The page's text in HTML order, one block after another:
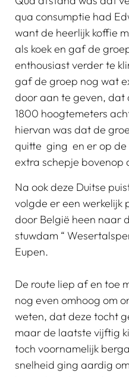
qua consumptie had
want de heerlijk koffie
als koek en gaf de
enthousiast verder te
gaf de groep nog wat
door aan te geven, dat
1800 hoogtemeters
hiervan was dat de
quitte ging en er op de
extra schepje bovenop
Na ook deze Duitse
volgde er een
door België heen naar
stuwdam “
Eupen.
De route liep af en toe
nog even omhoog om
weten, dat deze tocht
maar de laatste vijftig
toch voornamelijk
snelheid ging aardig